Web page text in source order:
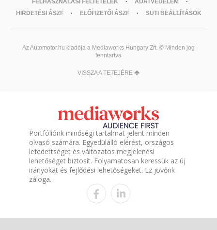
FELHASZNÁLÁSI FELTÉTELEK
ADATVÉDELEM
HIRDETÉSI ÁSZF
ELŐFIZETŐI ÁSZF SÜTI BEÁLLÍTÁSOK
Az Automotor.hu kiadója a Mediaworks Hungary Zrt. © Minden jog
fenntartva
VISSZA A TETEJÉRE
Portfóliónk minőségi tartalmat jelent minden
olvasó számára. Egyedülálló elérést, országos
lefedettséget és változatos megjelenési
lehetőséget biztosít. Folyamatosan keressük az új
irányokat és fejlődési lehetőségeket. Ez jövőnk
záloga.